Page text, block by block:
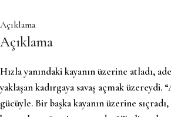
Açıklama
Açıklama
Hızla yanındaki kayanın üzerine atladı,
yaklaşan kadırgaya savaş açmak üzereydi.
gücüyle. Bir başka kayanın üzerine sıçradı,